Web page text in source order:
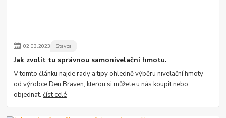
02.03.2023 Stavba
Jak zvolit tu správnou samonivelační hmotu.
V tomto článku najde rady a tipy ohledně výběru nivelační hmoty
od výrobce Den Braven, kterou si můžete u nás koupit nebo
objednat.číst celé